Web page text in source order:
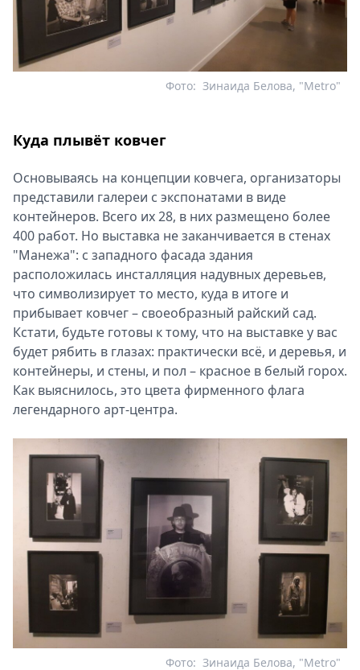
Зинаида Белова, "Metro"
Фото:
Куда плывёт ковчег
Основываясь на концепции ковчега, организаторы
представили галереи с экспонатами в виде
контейнеров. Всего их 28, в них размещено более
400 работ. Но выставка не заканчивается в стенах
"Манежа": с западного фасада здания
расположилась инсталляция надувных деревьев,
что символизирует то место, куда в итоге и
прибывает ковчег – своеобразный райский сад.
Кстати, будьте готовы к тому, что на выставке у вас
будет рябить в глазах: практически всё, и деревья, и
контейнеры, и стены, и пол – красное в белый горох.
Как выяснилось, это цвета фирменного флага
легендарного арт-центра.
Зинаида Белова, "Metro"
Фото: